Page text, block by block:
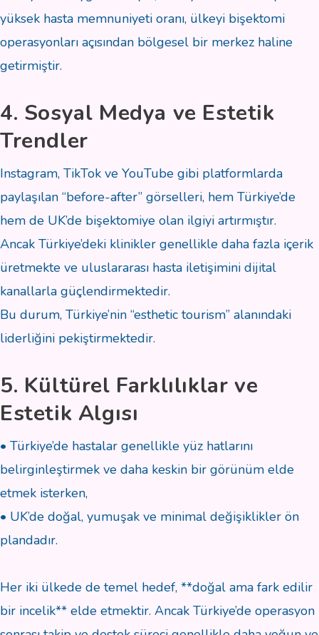
yüksek hasta memnuniyeti oranı, ülkeyi bişektomi
operasyonları açısından bölgesel bir merkez haline
getirmiştir.
4. Sosyal Medya ve Estetik
Trendler
Instagram, TikTok ve YouTube gibi platformlarda
paylaşılan “before-after” görselleri, hem Türkiye’de
hem de UK’de bişektomiye olan ilgiyi artırmıştır.
Ancak Türkiye’deki klinikler genellikle daha fazla içerik
üretmekte ve uluslararası hasta iletişimini dijital
kanallarla güçlendirmektedir.
Bu durum, Türkiye’nin “esthetic tourism” alanındaki
liderliğini pekiştirmektedir.
5. Kültürel Farklılıklar ve
Estetik Algısı
• Türkiye’de hastalar genellikle yüz hatlarını
belirginleştirmek ve daha keskin bir görünüm elde
etmek isterken,
• UK’de doğal, yumuşak ve minimal değişiklikler ön
plandadır.
Her iki ülkede de temel hedef, **doğal ama fark edilir
bir incelik** elde etmektir. Ancak Türkiye’de operasyon